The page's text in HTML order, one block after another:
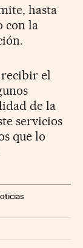
hasta
con la
recibir el
de la
servicios
que lo